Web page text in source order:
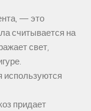
— это
считывается на
свет,
используются
придает